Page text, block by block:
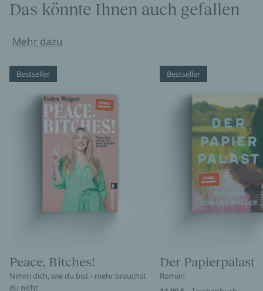
Das könnte Ihnen auch gefallen
Mehr dazu
Bestseller
Peace, Bitches!
Nimm dich, wie du bist - mehr brauchst
du nicht
Bestseller
Der Papierpalast
Roman